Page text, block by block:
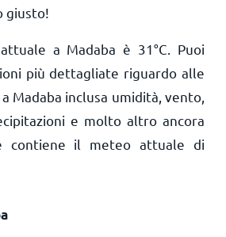
giusto!
a Madaba è 31°C . Puoi
più dettagliate riguardo alle
Madaba inclusa umidità, vento,
e molto altro ancora
contiene il meteo attuale di